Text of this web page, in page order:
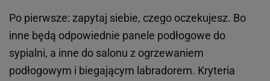
Po pierwsze: zapytaj siebie, czego oczekujesz. Bo
inne będą odpowiednie panele podłogowe do
sypialni, a inne do salonu z ogrzewaniem
podłogowym i biegającym labradorem. Kryteria